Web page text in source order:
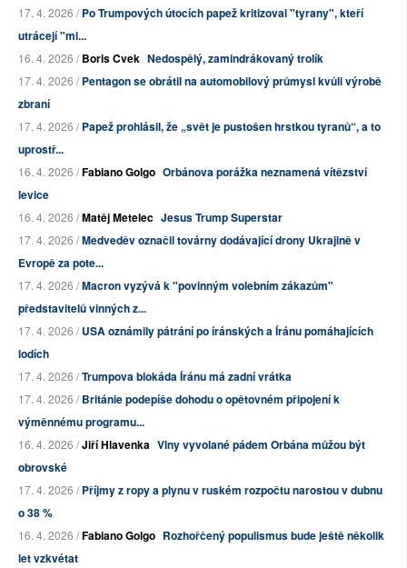
17. 4. 2026 /Po Trumpových útocích papež kritizoval "tyrany", kteří
utrácejí "mi...
16. 4. 2026 /Boris Cvek Nedospělý, zamindrákovaný trolík
17. 4. 2026 /Pentagon se obrátil na automobilový průmysl kvůli výrobě
zbraní
17. 4. 2026 /Papež prohlásil, že „svět je pustošen hrstkou tyranů“, a to
uprostř...
16. 4. 2026 /Fabiano Golgo Orbánova porážka neznamená vítězství
levice
16. 4. 2026 /Matěj Metelec Jesus Trump Superstar
17. 4. 2026 /Medveděv označil továrny dodávající drony Ukrajině v
Evropě za pote...
17. 4. 2026 /Macron vyzývá k "povinným volebním zákazům"
představitelů vinných z...
17. 4. 2026 /USA oznámily pátrání po íránských a Íránu pomáhajících
lodích
17. 4. 2026 /Trumpova blokáda Íránu má zadní vrátka
17. 4. 2026 /Británie podepíše dohodu o opětovném připojení k
výměnnému programu...
16. 4. 2026 /Jiří Hlavenka Vlny vyvolané pádem Orbána můžou být
obrovské
17. 4. 2026 /Příjmy z ropy a plynu v ruském rozpočtu narostou v dubnu
o 38 %
16. 4. 2026 /Fabiano Golgo Rozhořčený populismus bude ještě několik
let vzkvétat